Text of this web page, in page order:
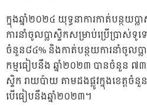
ក្នុងឆ្នាំ២០២៤ យុទ្ធនាការកាត់បន្ថយប្
ការនាំចូលប្លាស្ទិកសម្រាប់ប្រើប្រាស់
ចំនួន៨៤% និងកាត់បន្ថយការនាំចូលប្ល
កម្មធៀបនឹង ឆ្នាំ២០២៣ បានចំនួន ៧៣
ស្ទិក រាយប៉ាយ តាមដងផ្លូវក្នុងខេត្ត
បើធៀបនឹងឆ្នាំ២០២៣។